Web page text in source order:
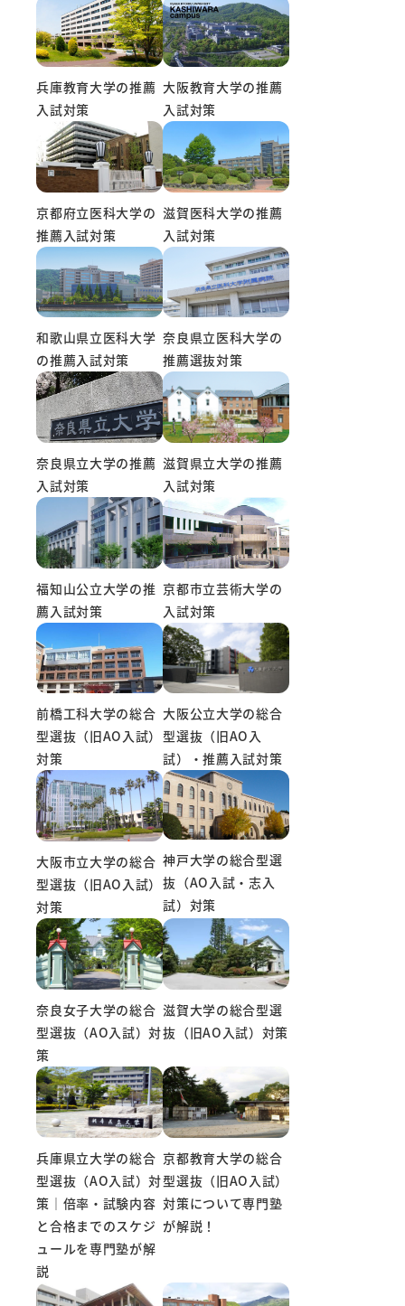
兵庫教育大学の推薦
入試対策
大阪教育大学の推薦
入試対策
京都府立医科大学の
推薦入試対策
滋賀医科大学の推薦
入試対策
和歌山県立医科大学
の推薦入試対策
奈良県立医科大学の
推薦選抜対策
奈良県立大学の推薦
入試対策
滋賀県立大学の推薦
入試対策
福知山公立大学の推
薦入試対策
京都市立芸術大学の
入試対策
前橋工科大学の総合
型選抜（旧AO入試）
対策
大阪公立大学の総合
型選抜（旧AO入
試）・推薦入試対策
大阪市立大学の総合
型選抜（旧AO入試）
対策
神戸大学の総合型選
抜（AO入試・志入
試）対策
奈良女子大学の総合
型選抜（AO入試）対
策
滋賀大学の総合型選
抜（旧AO入試）対策
兵庫県立大学の総合
型選抜（AO入試）対
策｜倍率・試験内容
と合格までのスケジ
ュールを専門塾が解
説
京都教育大学の総合
型選抜（旧AO入試）
対策について専門塾
が解説！